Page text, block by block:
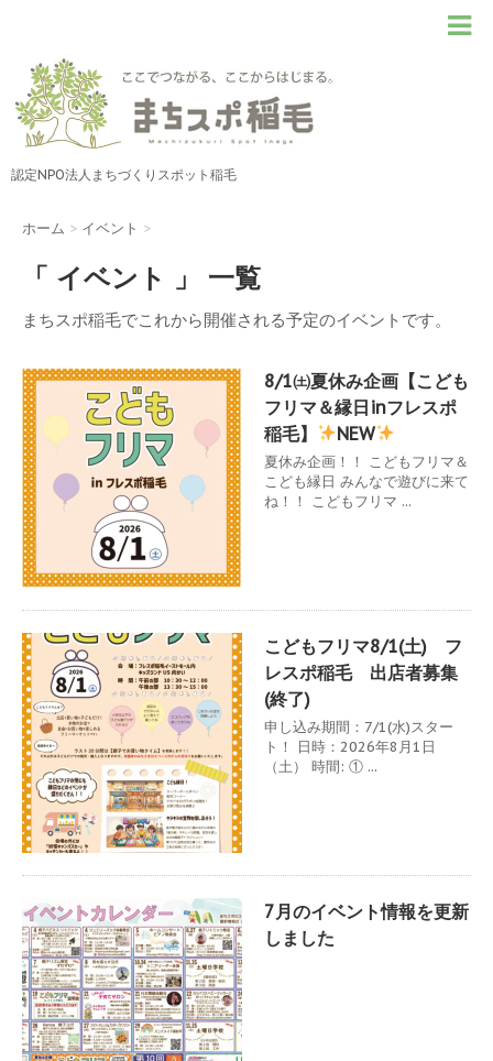
認定NPO法人まちづくりスポット稲毛
ホーム > イベント >
「 イベント 」 一覧
まちスポ稲毛でこれから開催される予定のイベントです。
8/1㈯夏休み企画【こども
フリマ＆縁日inフレスポ
稲毛】
NEW
夏休み企画！！ こどもフリマ＆
こども縁日 みんなで遊びに来て
ね！！ こどもフリマ ...
こどもフリマ8/1(土) フ
レスポ稲毛 出店者募集
(終了)
申し込み期間：7/1(水)スター
ト！ 日時：2026年8月1日
（土） 時間: ① ...
7月のイベント情報を更新
しました